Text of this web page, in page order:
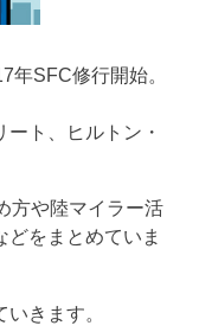
年SFC修行開始。
ト、ヒルトン・
方や陸マイラー活
をまとめていま
きます。